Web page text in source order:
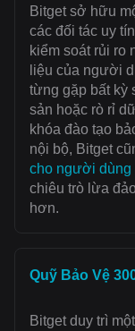
Bitget sở hữu
các đối tác uy
kiểm soát rủi ro
liệu của người
từng gặp bất kỳ
sản hoặc rò rỉ
khóa đào tạo
nội bộ, Bitget
cho người dùng
chiêu trò lừa
hơn.
Quỹ Bảo Vệ
Bitget duy trì